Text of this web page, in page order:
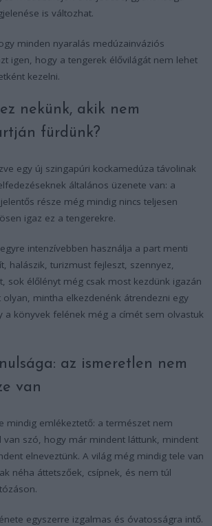
is változhat.
minden nyaralás medúzainváziós
igen, hogy a tengerek élővilágát nem lehet
kezelni.
nekünk, akik nem
fürdünk?
egy új szingapúri kockamedúza távolinak
általános üzenete van: a
része még mindig nincs teljesen
igaz ez a tengerekre.
intenzívebben használja a part menti
halászik, turizmust fejleszt, szennyez,
sok élőlényt még csak most kezdünk igazán
olyan, mintha elkezdenénk átrendezni egy
a könyvek felének még a címét sem olvastuk
az ismeretlen nem
van
mindig emlékeztető: a természet nem
van szó, hogy már mindent láttunk, mindent
elneveztünk. A világ még mindig tele van
néha áttetszőek, csípnek, és nem túl
egyszerre izgalmas és óvatosságra intő.